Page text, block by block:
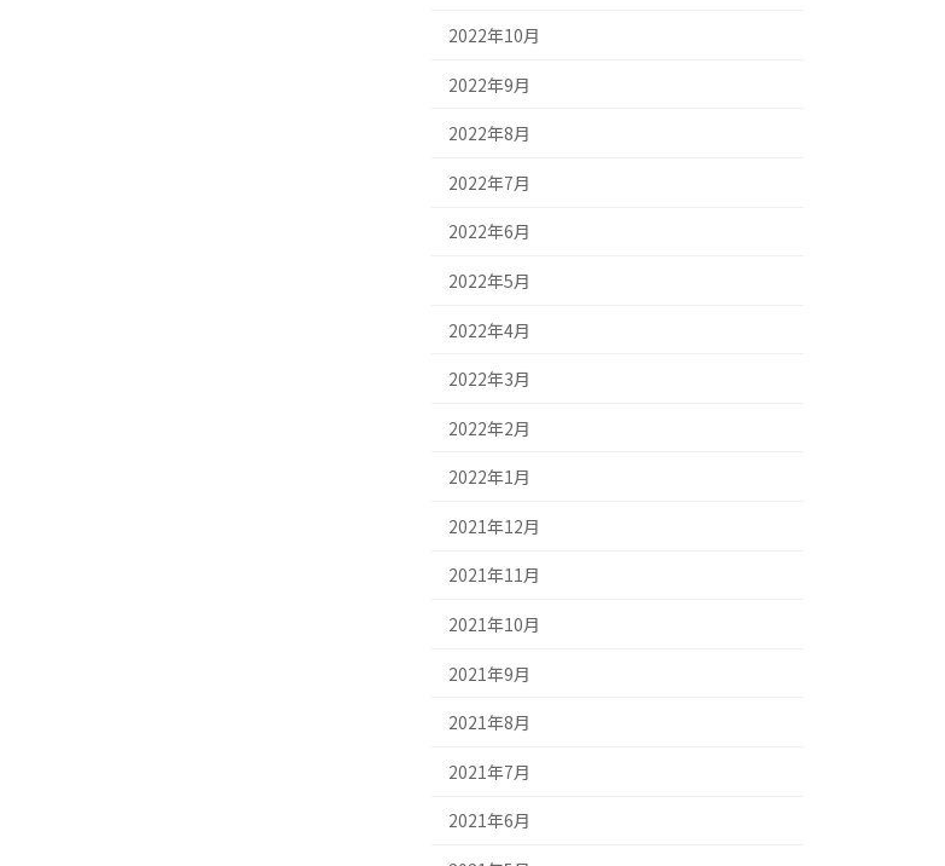
2022年10月
2022年9月
2022年8月
2022年7月
2022年6月
2022年5月
2022年4月
2022年3月
2022年2月
2022年1月
2021年12月
2021年11月
2021年10月
2021年9月
2021年8月
2021年7月
2021年6月